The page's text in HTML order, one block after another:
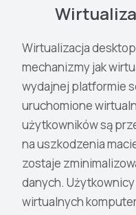
Wirtualizacja
mechanizmy jak
wydajnej platformie
uruchomione
użytkowników są
na uszkodzenia
zostaje
danych.
wirtualnych